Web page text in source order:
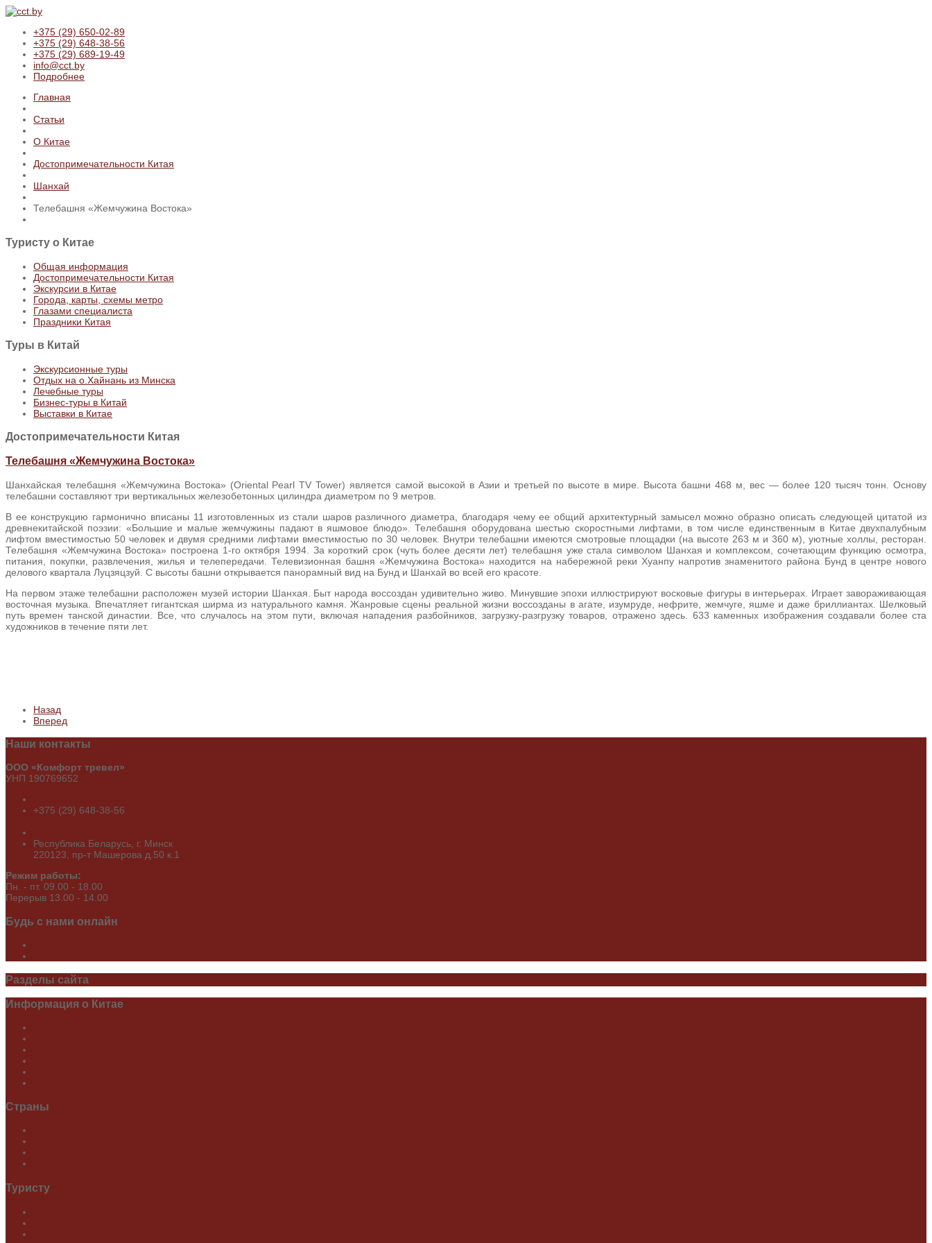
+375 (29) 650-02-89
+375 (29) 648-38-56
+375 (29) 689-19-49
info@cct.by
Подробнее
Главная
Статьи
О Китае
Достопримечательности Китая
Шанхай
Телебашня «Жемчужина Востока»
Туристу о Китае
Общая информация
Достопримечательности Китая
Экскурсии в Китае
Города, карты, схемы метро
Глазами специалиста
Праздники Китая
Туры в Китай
Экскурсионные туры
Отдых на о.Хайнань из Минска
Лечебные туры
Бизнес-туры в Китай
Выставки в Китае
Достопримечательности Китая
Телебашня «Жемчужина Востока»
Шанхайская телебашня «Жемчужина Востока» (Oriental Pearl TV Tower) является самой высокой в Азии и третьей по высоте в мире. Высота башни 468 м, вес — более 120 тысяч тонн. Основу
телебашни составляют три вертикальных железобетонных цилиндра диаметром по 9 метров.
В ее конструкцию гармонично вписаны 11 изготовленных из стали шаров различного диаметра, благодаря чему ее общий архитектурный замысел можно образно описать следующей цитатой из
древнекитайской поэзии: «Большие и малые жемчужины падают в яшмовое блюдо». Телебашня оборудована шестью скоростными лифтами, в том числе единственным в Китае двухпалубным
лифтом вместимостью 50 человек и двумя средними лифтами вместимостью по 30 человек. Внутри телебашни имеются смотровые площадки (на высоте 263 м и 360 м), уютные холлы, ресторан.
Телебашня «Жемчужина Востока» построена 1-го октября 1994. За короткий срок (чуть более десяти лет) телебашня уже стала символом Шанхая и комплексом, сочетающим функцию осмотра,
питания, покупки, развлечения, жилья и телепередачи. Телевизионная башня «Жемчужина Востока» находится на набережной реки Хуанпу напротив знаменитого района Бунд в центре нового
делового квартала Луцзяцзуй. С высоты башни открывается панорамный вид на Бунд и Шанхай во всей его красоте.
На первом этаже телебашни расположен музей истории Шанхая. Быт народа воссоздан удивительно живо. Минувшие эпохи иллюстрируют восковые фигуры в интерьерах. Играет завораживающая
восточная музыка. Впечатляет гигантская ширма из натурального камня. Жанровые сцены реальной жизни воссозданы в агате, изумруде, нефрите, жемчуге, яшме и даже бриллиантах. Шелковый
путь времен танской династии. Все, что случалось на этом пути, включая нападения разбойников, загрузку-разгрузку товаров, отражено здесь. 633 каменных изображения создавали более ста
художников в течение пяти лет.
Назад
Вперед
Наши контакты
ООО «Комфорт тревел»
УНП 190769652
+375 (29) 648-38-56
Республика Беларусь, г. Минск
220123, пр-т Машерова д.50 к.1
Режим работы:
Пн. - пт. 09.00 - 18.00
Перерыв 13.00 - 14.00
Будь с нами онлайн
Разделы сайта
Информация о Китае
Страны
Туристу